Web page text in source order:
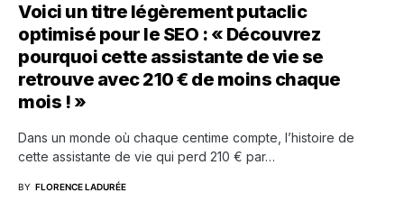
Voici un titre légèrement putaclic
optimisé pour le SEO : « Découvrez
pourquoi cette assistante de vie se
retrouve avec 210 € de moins chaque
mois ! »
Dans un monde où chaque centime compte, l’histoire de
cette assistante de vie qui perd 210 € par…
BY FLORENCE LADURÉE